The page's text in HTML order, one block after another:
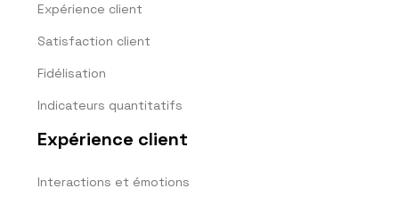
Expérience client
Satisfaction client
Fidélisation
Indicateurs quantitatifs
Expérience client
Interactions et émotions